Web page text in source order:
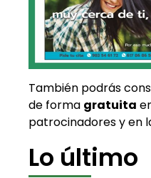
También podrás
de forma gratuita
patrocinadores y en
Lo último